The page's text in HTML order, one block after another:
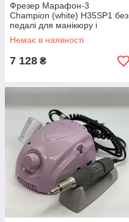
Фрезер Марафон-3
Champion (white) H35SP1 без
педалі для манікюру і
педикюру
Немає в наявності
7 128 ₴